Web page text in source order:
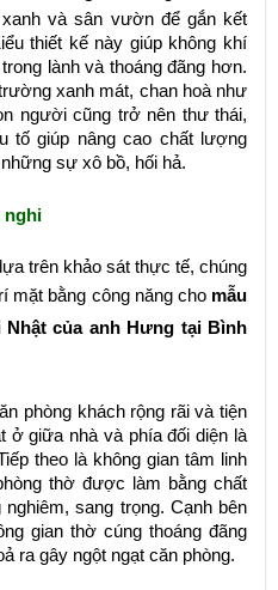
và sân vườn để gắn kết
thiết kế này giúp không khí
lành và thoáng đãng hơn.
xanh mát, chan hoà như
người cũng trở nên thư thái,
tố giúp nâng cao chất lượng
sự xô bồ, hối hả.
nghi
trên khảo sát thực tế, chúng
mặt bằng công năng cho mẫu
của anh Hưng tại Bình
phòng khách rộng rãi và tiện
ở giữa nhà và phía đối diện là
theo là không gian tâm linh
thờ được làm bằng chất
sang trọng. Cạnh bên
gian thờ cúng thoáng đãng
ra gây ngột ngạt căn phòng.